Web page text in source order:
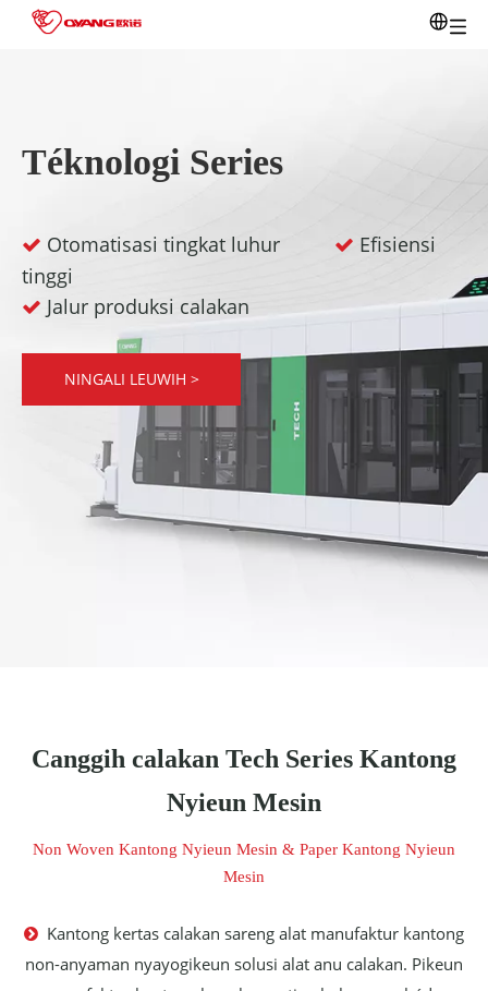
Téknologi Series
 Otomatisasi tingkat luhur  Efisiensi
tinggi
 Jalur produksi calakan
NINGALI LEUWIH >
Canggih calakan Tech Series Kantong
Nyieun Mesin
Non Woven Kantong Nyieun Mesin & Paper Kantong Nyieun
Mesin
 Kantong kertas calakan sareng alat manufaktur kantong
non-anyaman nyayogikeun solusi alat anu calakan. Pikeun